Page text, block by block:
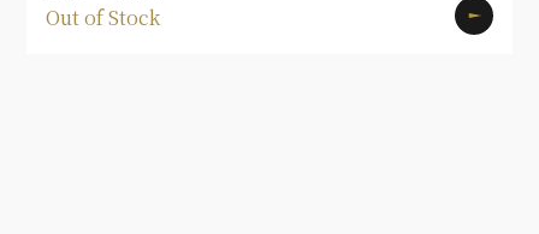
Out of Stock